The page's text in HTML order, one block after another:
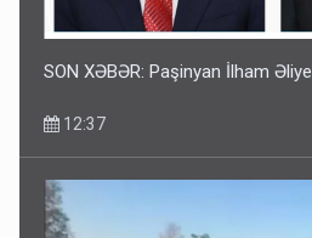
SON XƏBƏR: Paşinyan İlham
12:37